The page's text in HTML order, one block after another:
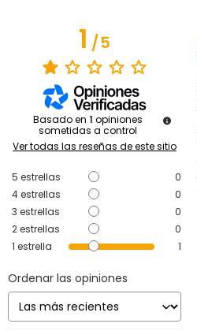
1/5
Basado en 1 opiniones
sometidas a control
Ver todas las reseñas de este sitio
5 estrellas
0
4estrellas
0
3 estrellas
0
2estrellas
0
1 estrella 1
Ordenar las opiniones